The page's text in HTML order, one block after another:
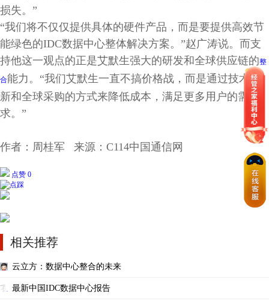
损失。”
“我们将不仅仅提供具体的硬件产品，而是要提供高效节
能绿色的IDC数据中心整体解决方案。”赵广涛说。而支
持他这一观点的正是艾默生强大的研发和全球供应链的整
合能力。“我们艾默生一直不搞价格战，而是通过技术革
新和全球采购的方式来降低成本，满足更多用户的需
求。”
作者：周桂军 来源：C114中国通信网
点赞 0
相关推荐
云立方：数据中心整合的未来
最新中国IDC数据中心报告